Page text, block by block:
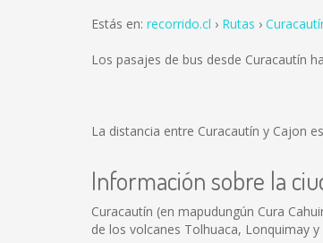
Estás en: recorrido.cl Rutas
Los pasajes de bus desde Curacautín
La distancia entre Curacautín y Cajon es
Información sobre la
Curacautín (en mapudungún Cura
de los volcanes Tolhuaca, Lonquimay